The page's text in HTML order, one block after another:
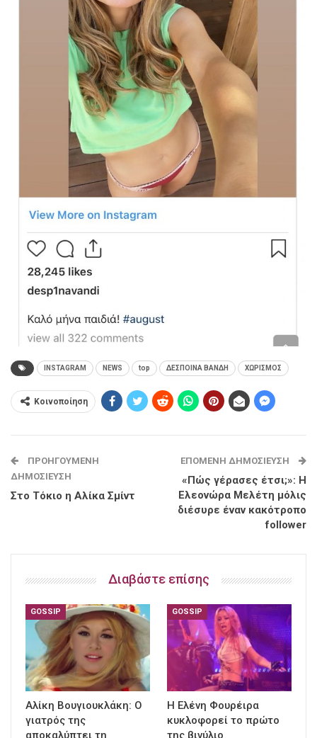
INSTAGRAM NEWS top ΔΕΣΠΟΙΝΑ ΒΑΝΔΗ ΧΩΡΙΣΜΟΣ
Κοινοποίηση
ΠΡΟΗΓΟΎΜΕΝΗ
ΔΗΜΟΣΊΕΥΣΗ
Στο Τόκιο η Αλίκα Σμίντ
ΕΠΌΜΕΝΗ ΔΗΜΟΣΊΕΥΣΗ
«Πώς γέρασες έτσι;»: Η
Ελεονώρα Μελέτη μόλις
διέσυρε έναν κακότροπο
follower
Διαβάστε επίσης
GOSSIP
Αλίκη Βουγιουκλάκη: Ο
γιατρός της
αποκαλύπτει τη
GOSSIP
Η Ελένη Φουρέιρα
κυκλοφορεί το πρώτο
της βινύλιο